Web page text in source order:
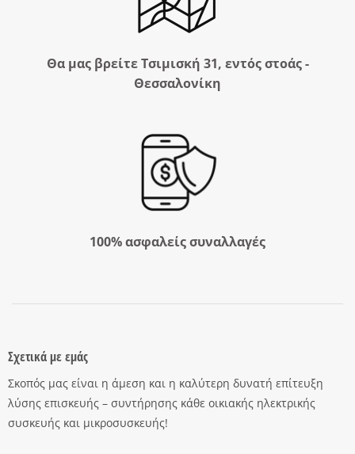
Θα μας βρείτε Τσιμισκή 31, εντός στοάς -
Θεσσαλονίκη
100% ασφαλείς συναλλαγές
Σχετικά με εμάς
Σκοπός μας είναι η άμεση και η καλύτερη δυνατή επίτευξη
λύσης επισκευής – συντήρησης κάθε οικιακής ηλεκτρικής
συσκευής και μικροσυσκευής!